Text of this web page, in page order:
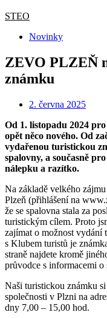
STEO
Novinky
ZEVO PLZEŇ
známku
2. června 2025
Od 1. listopadu 2024
opět něco nového. Od
vydařenou turistickou
spalovny, a současně
nálepku a razítko.
Na základě velkého
Plzeň (přihlášení na
že se spalovna stala za
turistickým cílem. Proto
zajímat o možnost vydání
s Klubem turistů je
straně najdete kromě
průvodce s informacemi o
Naši turistickou známku
společnosti v Plzni na
dny 7,00 – 15,00 hod.